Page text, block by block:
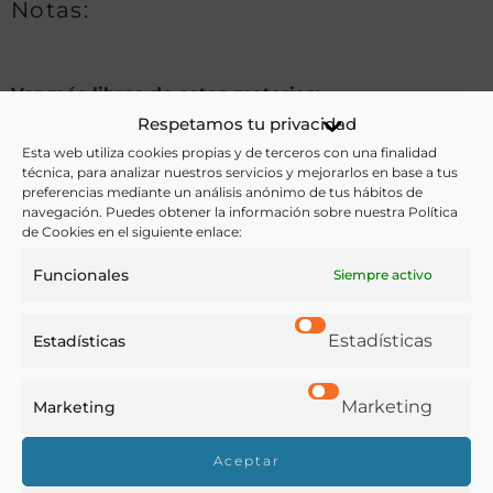
Respetamos tu privacidad
Esta web utiliza cookies propias y de terceros con una finalidad
técnica, para analizar nuestros servicios y mejorarlos en base a tus
preferencias mediante un análisis anónimo de tus hábitos de
navegación. Puedes obtener la información sobre nuestra Política
de Cookies en el siguiente enlace:
Funcionales Siempre activo
Estadísticas Estadísticas
Marketing Marketing
Aceptar
Notas:
Ver más libros de estas materias:
Alimentos,Cocina,Dietética y nutrición ,Economía y
Comercio,Gastronomía
Ver más libros con las palabras clave:
Alimentos,Beneficencia Cocina económica,Granada